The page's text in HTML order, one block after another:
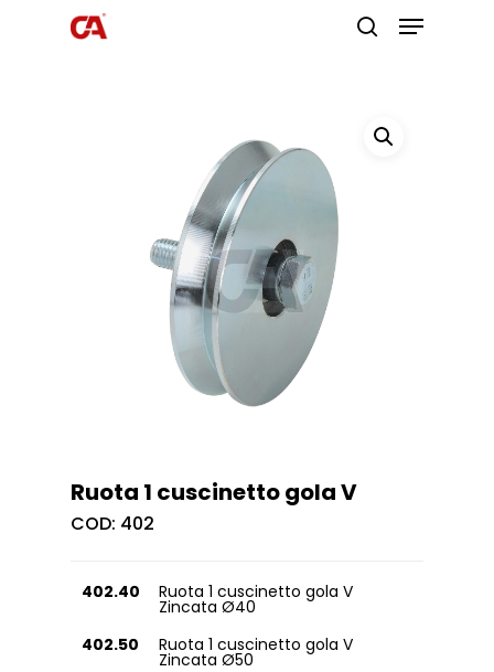
Ruota 1 cuscinetto gola V
COD: 402
402.40 Ruota 1 cuscinetto gola V
Zincata Ø40
402.50
Ruota 1 cuscinetto gola V
Zincata Ø50